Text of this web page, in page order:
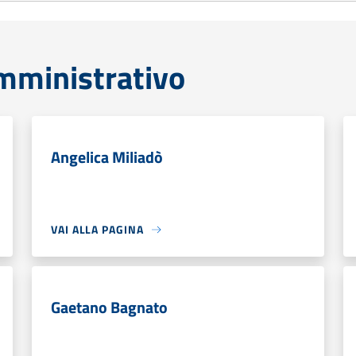
Angelica Miliadò
VAI ALLA PAGINA
Gaetano Bagnato